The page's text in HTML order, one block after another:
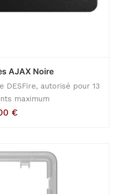
AJAX Noire
DESFire, autorisé pour 13
maximum
€